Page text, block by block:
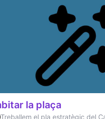
la plaça
Treballem el pla estratègic del